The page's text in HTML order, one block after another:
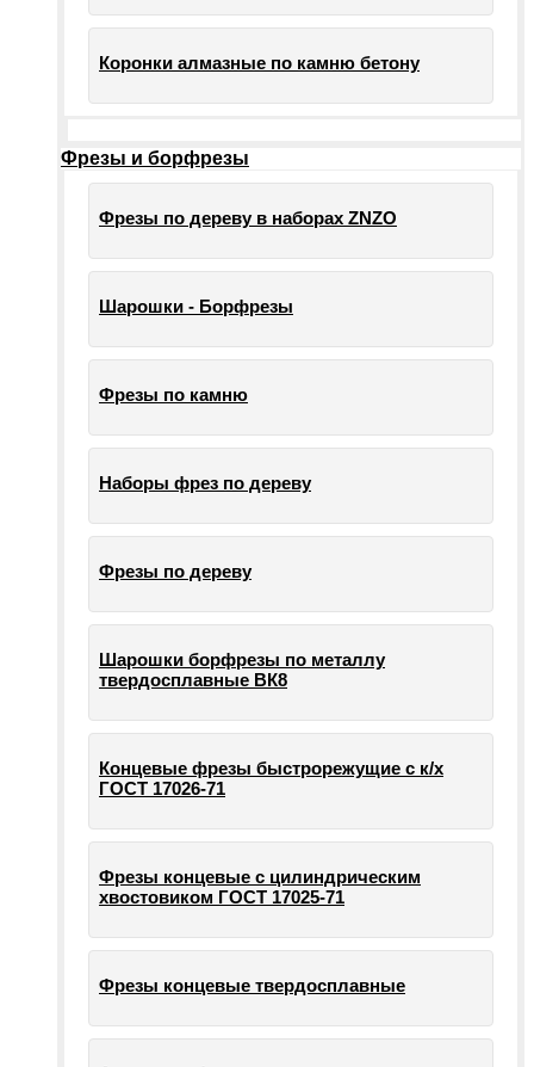
Коронки алмазные по камню бетону
Фрезы и борфрезы
Фрезы по дереву в наборах ZNZO
Шарошки - Борфрезы
Фрезы по камню
Наборы фрез по дереву
Фрезы по дереву
Шарошки борфрезы по металлу
твердосплавные ВК8
Концевые фрезы быстрорежущие с к/х
ГОСТ 17026-71
Фрезы концевые с цилиндрическим
хвостовиком ГОСТ 17025-71
Фрезы концевые твердосплавные